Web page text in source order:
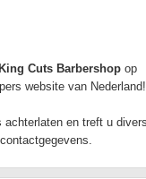
King Cuts Barbershop op
website van Nederland!
en treft u